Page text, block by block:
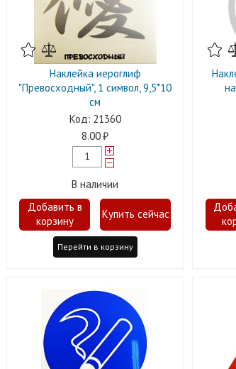
Наклейка иероглиф
"Превосходный", 1 символ, 9,5*10
см
21360
8.00
В наличии
Перейти в корзину